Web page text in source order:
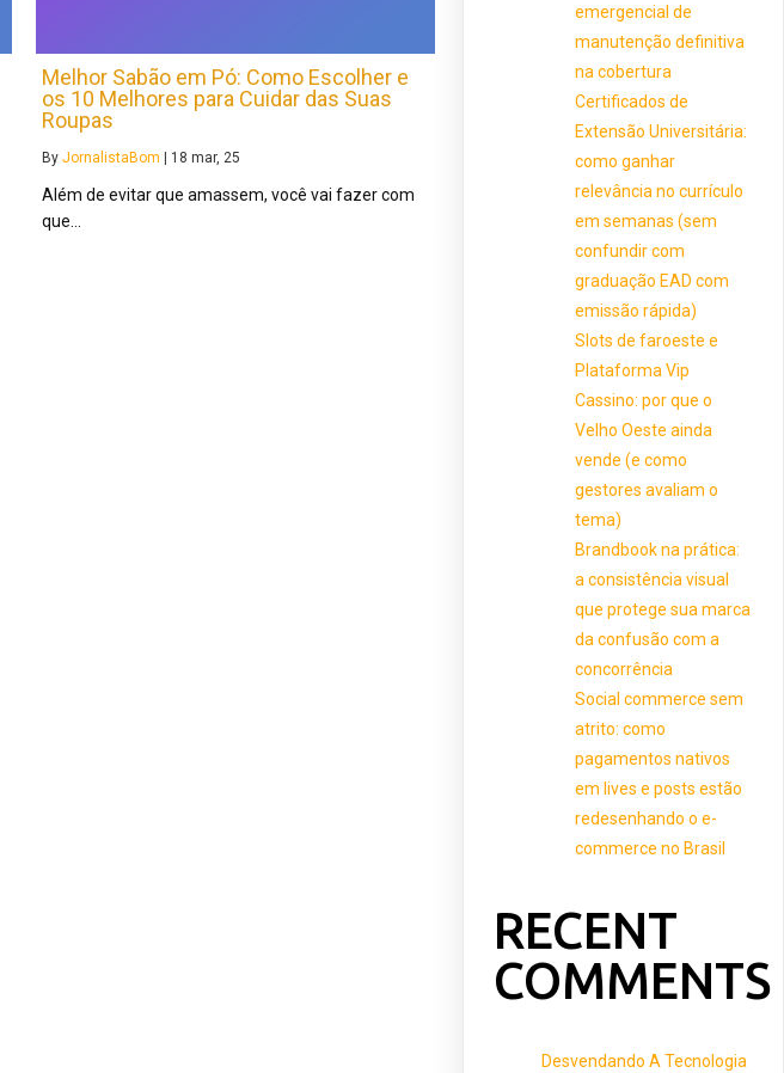
Melhor Sabão em Pó: Como Escolher e
os 10 Melhores para Cuidar das Suas
Roupas
By JornalistaBom | 18 mar, 25
Além de evitar que amassem, você vai fazer com
que…
emergencial de
manutenção definitiva
na cobertura
Certificados de
Extensão Universitária:
como ganhar
relevância no currículo
em semanas (sem
confundir com
graduação EAD com
emissão rápida)
Slots de faroeste e
Plataforma Vip
Cassino: por que o
Velho Oeste ainda
vende (e como
gestores avaliam o
tema)
Brandbook na prática:
a consistência visual
que protege sua marca
da confusão com a
concorrência
Social commerce sem
atrito: como
pagamentos nativos
em lives e posts estão
redesenhando o e-
commerce no Brasil
RECENT
COMMENTS
Desvendando A Tecnologia